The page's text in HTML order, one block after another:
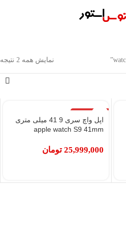
نمایش همه 2 نتیجه
اپل واچ سری 9 41 میلی متری
apple watch S9 41mm
25,999,000 تومان